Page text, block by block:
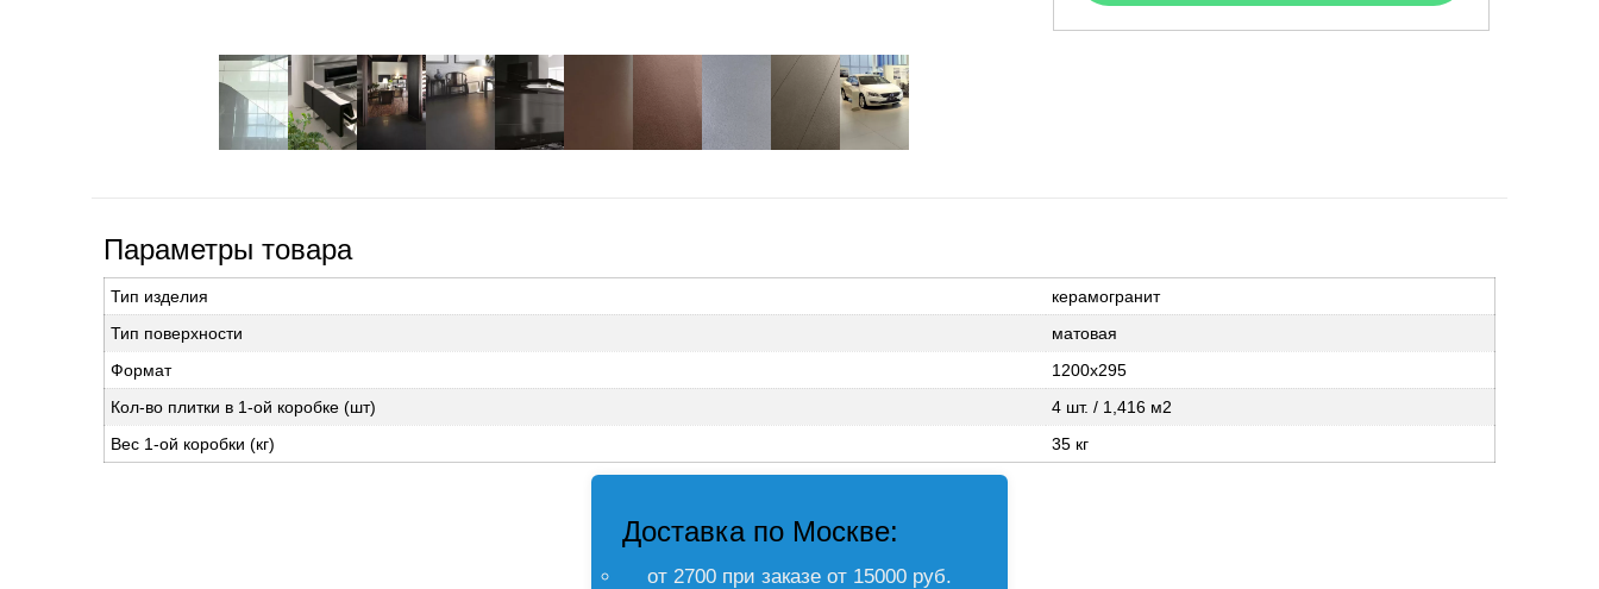
Параметры товара
Тип изделия
керамогранит
Тип поверхности
матовая
Формат
1200х295
Кол-во плитки в 1-ой коробке (шт)
4 шт. / 1,416 м2
Вес 1-ой коробки (кг)
35 кг
Доставка по Москве:
от 2700 при заказе от 15000 руб.